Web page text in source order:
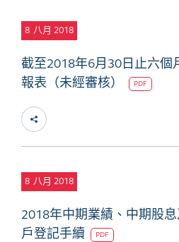
8 八月 2018
截至2018年6月30日止六個
報表（未經審核）
PDF
8 八月 2018
2018年中期業績、中期股
戶登記手續
PDF